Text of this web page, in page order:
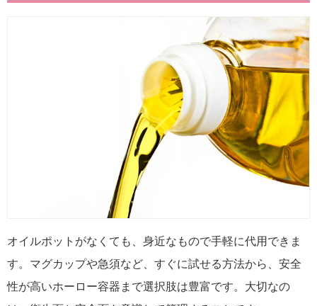
オイルポットがなくても、身近なもので手軽に代用できま
す。マグカップや急須など、すぐに試せる方法から、安全
性が高いホーロー容器まで選択肢は豊富です。大切なの